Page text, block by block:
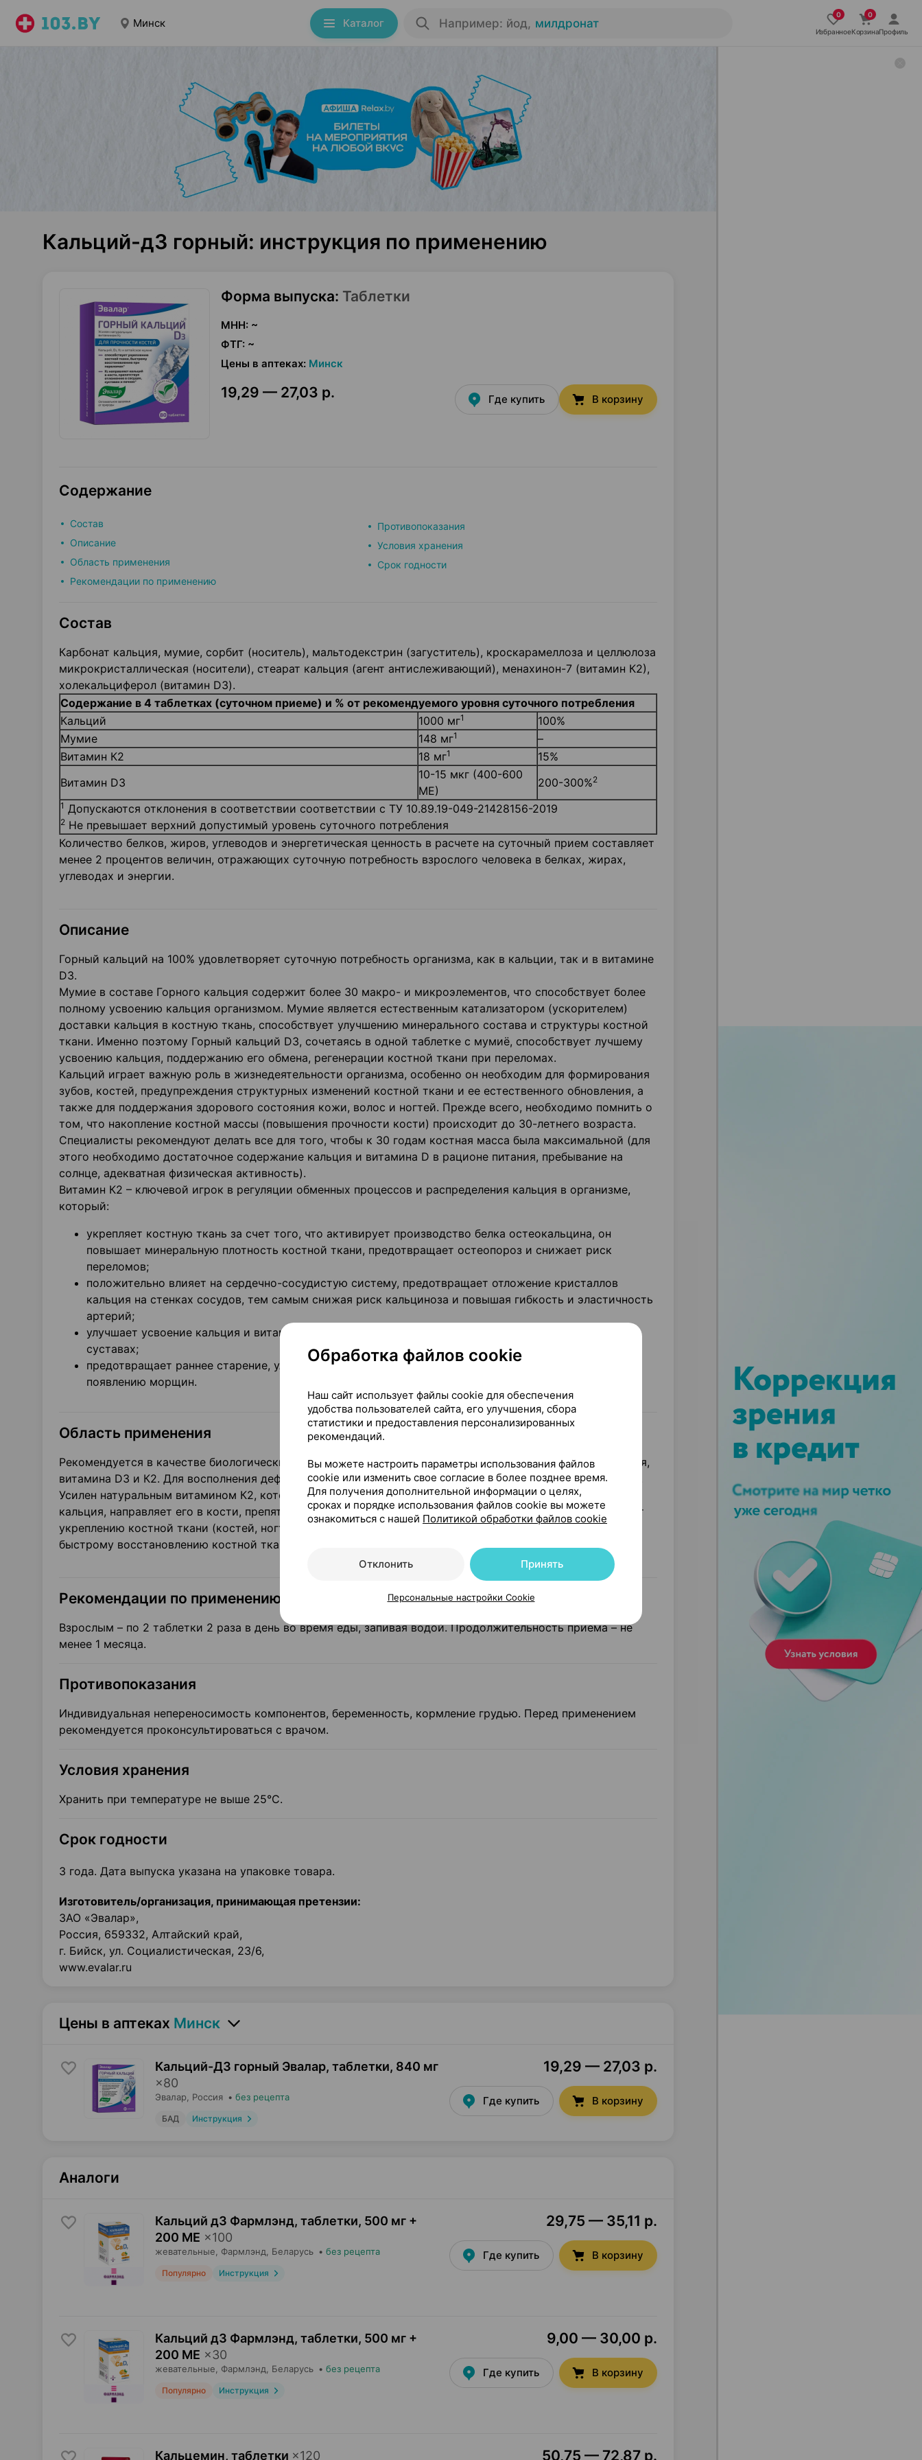
Минск Каталог Например: йод, милдронат
ИзбранноеКорзинаПрофиль
Кальций-д3 горный: инструкция по применению
Форма выпуска: Таблетки
МНН: ~
ФТГ: ~
Цены в аптеках: Минск
19,29 — 27,03 р. Где купить В корзину
Содержание
Состав
Описание
Область применения
Рекомендации по применению
Противопоказания
Условия хранения
Срок годности
Состав
Карбонат кальция, мумие, сорбит (носитель), мальтодекстрин (загуститель), кроскарамеллоза и целлюлоза
микрокристаллическая (носители), стеарат кальция (агент антислеживающий), менахинон-7 (витамин К2),
холекальциферол (витамин D3).
Содержание в 4 таблетках (суточном приеме) и % от рекомендуемого уровня суточного потребления
Кальций
1000 мг1
100%
Мумие
148 мг1
–
Витамин К2
18 мг1
15%
Витамин D3
10-15 мкг (400-600
МЕ)
200-300%2
1 Допускаются отклонения в соответствии соответствии с ТУ 10.89.19-049-21428156-2019
2 Не превышает верхний допустимый уровень суточного потребления
Количество белков, жиров, углеводов и энергетическая ценность в расчете на суточный прием составляет
менее 2 процентов величин, отражающих суточную потребность взрослого человека в белках, жирах,
углеводах и энергии.
Описание
Горный кальций на 100% удовлетворяет суточную потребность организма, как в кальции, так и в витамине
D3.
Мумие в составе Горного кальция содержит более 30 макро- и микроэлементов, что способствует более
полному усвоению кальция организмом. Мумие является естественным катализатором (ускорителем)
доставки кальция в костную ткань, способствует улучшению минерального состава и структуры костной
ткани. Именно поэтому Горный кальций D3, сочетаясь в одной таблетке с мумиё, способствует лучшему
усвоению кальция, поддержанию его обмена, регенерации костной ткани при переломах.
Кальций играет важную роль в жизнедеятельности организма, особенно он необходим для формирования
зубов, костей, предупреждения структурных изменений костной ткани и ее естественного обновления, а
также для поддержания здорового состояния кожи, волос и ногтей. Прежде всего, необходимо помнить о
том, что накопление костной массы (повышения прочности кости) происходит до 30-летнего возраста.
Специалисты рекомендуют делать все для того, чтобы к 30 годам костная масса была максимальной (для
этого необходимо достаточное содержание кальция и витамина D в рационе питания, пребывание на
солнце, адекватная физическая активность).
Витамин К2 – ключевой игрок в регуляции обменных процессов и распределения кальция в организме,
который:
укрепляет костную ткань за счет того, что активирует производство белка остеокальцина, он
повышает минеральную плотность костной ткани, предотвращает остеопороз и снижает риск
переломов;
положительно влияет на сердечно-сосудистую систему, предотвращает отложение кристаллов
кальция на стенках сосудов, тем самым снижая риск кальциноза и повышая гибкость и эластичность
артерий;
улучшает усвоение кальция и витамина D3, предотвращая отложение кальция в сосудах, почках и
суставах;
предотвращает раннее старение, улучшает структуру кожи, препятствует преждевременному
появлению морщин.
Область применения
Рекомендуется в качестве биологически активной добавки к пище – дополнительного источника кальция,
витамина D3 и К2. Для восполнения дефицита кальция и витамина Д в организме. Для прочности костей.
Усилен натуральным витамином К2, который способствует полноценному и безопасному усвоению
кальция, направляет его в кости, препятствуя отложения его в суставах, почках и сосудах. Способствует
укреплению костной ткани (костей, ногтей, зубов); снижению возникновения костных травм; более
быстрому восстановлению костной ткани при переломах; снижению риска развития остеопороза.
Рекомендации по применению
Взрослым – по 2 таблетки 2 раза в день во время еды, запивая водой. Продолжительность приема – не
менее 1 месяца.
Противопоказания
Индивидуальная непереносимость компонентов, беременность, кормление грудью. Перед применением
рекомендуется проконсультироваться с врачом.
Условия хранения
Хранить при температуре не выше 25°С.
Срок годности
3 года. Дата выпуска указана на упаковке товара.
Изготовитель/организация, принимающая претензии:
ЗАО «Эвалар»,
Россия, 659332, Алтайский край,
г. Бийск, ул. Социалистическая, 23/6,
www.evalar.ru
Цены в аптеках Минск
Кальций-Д3 горный Эвалар, таблетки, 840 мг
×80
Эвалар , Россия • без рецепта
БАД Инструкция
19,29 — 27,03 р.
Где купить В корзину
Аналоги
Кальций д3 Фармлэнд, таблетки, 500 мг +
200 МЕ ×100
жевательные, Фармлэнд , Беларусь • без рецепта
Популярно Инструкция
29,75 — 35,11 р.
Где купить В корзину
Кальций д3 Фармлэнд, таблетки, 500 мг +
200 МЕ ×30
жевательные, Фармлэнд , Беларусь • без рецепта
Популярно Инструкция
9,00 — 30,00 р.
Где купить В корзину
Кальцемин, таблетки ×120 50,75 — 72,87 р.
Обработка файлов cookie
Наш сайт использует файлы cookie для обеспечения
удобства пользователей сайта, его улучшения, сбора
статистики и предоставления персонализированных
рекомендаций.
Вы можете настроить параметры использования файлов
cookie или изменить свое согласие в более позднее время.
Для получения дополнительной информации о целях,
сроках и порядке использования файлов cookie вы можете
ознакомиться с нашей Политикой обработки файлов cookie
Отклонить Принять
Персональные настройки Cookie